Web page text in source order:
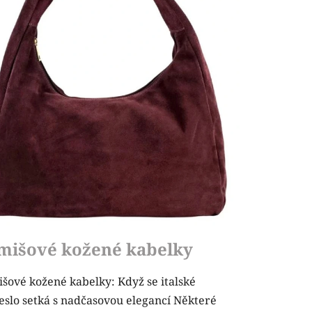
kožené kabelky
kožené kabelky: Když se italské
setká s nadčasovou elegancí Některé